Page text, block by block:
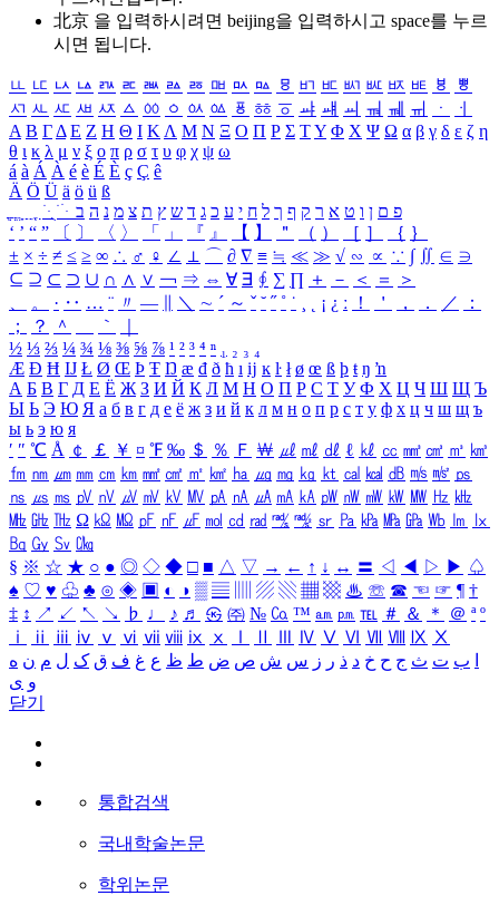
北京 을 입력하시려면 beijing을 입력하시고 space를 누르
시면 됩니다.
ㅥ ㅦ ㅧ ㅨ ㅩ ㅪ ㅫ ㅬ ㅭ ㅮ ㅯ ㅰ ㅱ ㅲ ㅳ ㅴ ㅵ ㅶ ㅷ ㅸ
ㅹ
ㅺ ㅻ ㅼ ㅽ ㅾ ㅿ ㆀ ㆁ ㆂ ㆃ ㆄ ㆅ ㆆ ㆇ ㆈ ㆉ ㆊ ㆋ ㆌ ㆍ
ㆎ
Α Β ΓΔ Ε Ζ Η Θ Ι ΚΛ Μ Ν Ξ Ο Π Ρ Σ ΤΥ Φ Χ Ψ Ω α β γ δ ε ζ η
θ ι κ λ μ ν ξ ο π ρ σ τ υ φ χ ψ ω
á à Á À é è É È ç Ç ê
Ä Ö Ü ä ö ü ß
ִֶֹ ֻּ ׁׂ פ ם ן ו ט א ר ק ף ך ל ח י ע כ ג ד ש ץ ת צ מ נ ה ב
‘ ’ “ ” 〔 〕 〈 〉 「 」 『 』 【 】 ＂ （ ） ［ ］ ｛ ｝
± × ÷ ≠ ≤ ≥ ∞ ∴ ♂ ♀ ∠ ⊥ ⌒ ∂ ∇ ≡ ≒ ≪ ≫ √ ∽ ∝ ∵ ∫ ∬ ∈ ∋
⊆ ⊇ ⊂ ⊃ ∪ ∩ ∧ ∨ ￢ ⇒ ⇔ ∀ ∃ ∮ ∑ ∏ ＋ － ＜ ＝
＞
、
。 · ‥ … ¨ 〃 ― ＼ ∼ ´ ～ ˇ ˘ ˝ ˚ ˙ ¸ ¡ ¿ ː ！ ＇ ， ． ／
：
；
？ ＾ ｀
½ ⅓ ⅔ ¼ ¾ ⅛ ⅜ ⅝ ⅞ ¹ ² ³ ⁴ ⁿ ₁ ₂ ₃ ₄
Æ Ð Ħ Ĳ Ł Ø Œ Þ Ŧ Ŋ æ đ ð ħ ı ĳ ĸ ŀ ł ø œ ß þ ŧ ŋ ŉ
А Б В Г Д Е Ё Ж З И Й К Л М Н О П Р С Т У Ф Х Ц Ч Ш Щ Ъ
Ы Ь Э Ю Я а б в г д е ё ж з и й к л м н о п р с т у ф х ц ч ш щ ъ
ы ь э ю я
′ ″ ℃ Å ￠ ￡ ￥ ¤ ℉ ‰ ＄ ％ Ｆ ￦ ㎕ ㎖ ㎗ ℓ ㎘ ㏄ ㎣ ㎤ ㎥ ㎦
㎙ ㎚ ㎛ ㎜ ㎝ ㎞ ㎟ ㎠ ㎡ ㎢ ㏊ ㎍ ㎎ ㎏ ㏏ ㎈ ㎉ ㏈ ㎧ ㎨ ㎰
㎱ ㎲ ㎳ ㎴ ㎵ ㎶ ㎷ ㎸ ㎹ ㎀ ㎁ ㎂ ㎃ ㎄ ㎺ ㎻ ㎽ ㎾ ㎿ ㎐ ㎑
㎒ ㎓ ㎔ Ω ㏀ ㏁ ㎊ ㎋ ㎌ ㏖ ㏅ ㎭ ㎮ ㎯ ㏛ ㎩ ㎪ ㎫ ㎬ ㏝ ㏐
㏓
㏃ ㏉ ㏜ ㏆
§ ※ ☆ ★ ○ ● ◎ ◇ ◆ □ ■ △ ▽ → ← ↑ ↓ ↔ 〓 ◁ ◀ ▷ ▶ ♤
♠ ♡ ♥ ♧ ♣ ⊙ ◈ ▣ ◐ ◑ ▒ ▤ ▨ ▧ ▦ ▩ ♨ ☏ ☎ ☜ ☞ ¶ †
‡ ↕ ↗ ↙ ↖ ↘ ♭ ♩ ♪ ♬ ㉿ ㈜ № ㏇ ™ ㏂ ㏘ ℡ ＃ ＆ ＊ ＠ ª º
ⅰ
ⅱ ⅲ ⅳ ⅴ ⅵ ⅶ ⅷ ⅸ ⅹ Ⅳ Ⅴ Ⅵ Ⅶ Ⅷ Ⅸ Ⅹ
ب ت ث ج ح خ د ذ ر ز س ش ص ض ط ظ ع غ ف ق ک ل م ن ه
و ی
닫기
통합검색
국내학술논문
학위논문